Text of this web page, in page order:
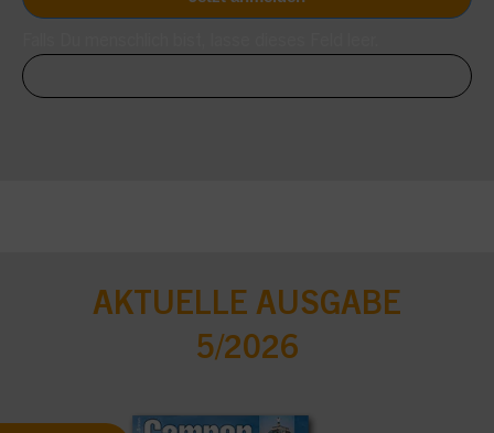
AKTUELLE AUSGABE
5/2026